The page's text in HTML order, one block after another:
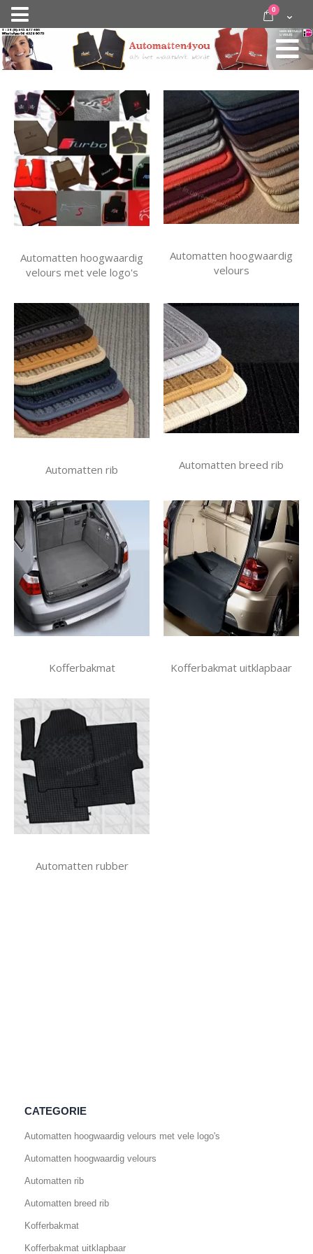
Nav
activeren
door
inhoud
Cart
0 items
Automatten hoogwaardig
velours met vele logo's
Automatten hoogwaardig
velours
Automatten rib Automatten breed rib
Kofferbakmat Kofferbakmat uitklapbaar
Automatten rubber
CATEGORIE
Automatten hoogwaardig velours met vele logo's
Automatten hoogwaardig velours
Automatten rib
Automatten breed rib
Kofferbakmat
Kofferbakmat uitklapbaar